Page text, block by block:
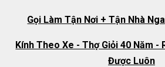
Gọi Làm Tận Nơi + Tận Nhà
Kính Theo Xe - Thợ Giỏi 40 Năm -
Được Luôn